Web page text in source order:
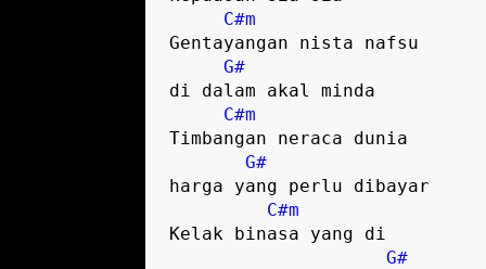
C#m
Gentayangan nista nafsu
G#
di dalam akal minda
C#m
Timbangan neraca dunia
G#
harga yang perlu dibayar
C#m
Kelak binasa yang di
G#